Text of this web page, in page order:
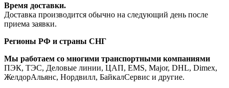
Время доставки.
Доставка производится обычно на следующий день после
приема заявки.
Регионы РФ и страны СНГ
Мы работаем со многими транспортными компаниями
ПЭК, ТЭС, Деловые линии, ЦАП, EMS, Major, DHL, Dimex,
ЖелдорАльянс, Нордвилл, БайкалСервис и другие.